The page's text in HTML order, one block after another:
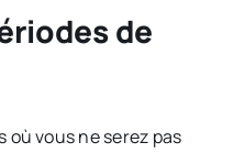
de
où vous ne serez pas